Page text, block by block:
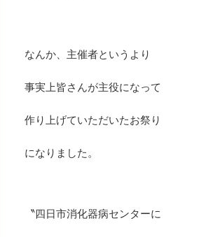
なんか、主催者というより
事実上皆さんが主役になって
作り上げていただいたお祭り
になりました。
〝四日市消化器病センターに